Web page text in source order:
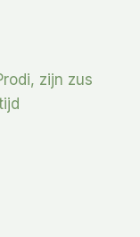
zijn zus